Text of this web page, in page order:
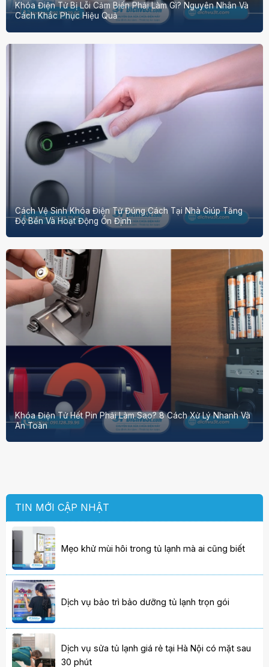
Khóa Điện Tử Bị Lỗi Cảm Biến Phải Làm Gì? Nguyên Nhân Và
Cách Khắc Phục Hiệu Quả
Cách Vệ Sinh Khóa Điện Tử Đúng Cách Tại Nhà Giúp Tăng
Độ Bền Và Hoạt Động Ổn Định
Khóa Điện Tử Hết Pin Phải Làm Sao? 8 Cách Xử Lý Nhanh Và
An Toàn
TIN MỚI CẬP NHẬT
Mẹo khử mùi hôi trong tủ lạnh mà ai cũng biết
Dịch vụ bảo trì bảo dưỡng tủ lạnh trọn gói
Dịch vụ sửa tủ lạnh giá rẻ tại Hà Nội có mặt sau
30 phút